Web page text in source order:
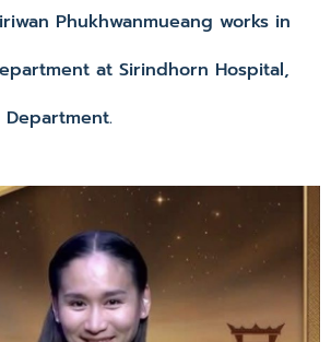
Phukhwanmueang works in
at Sirindhorn Hospital,